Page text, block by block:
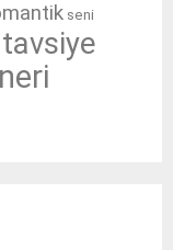
seni
tavsiye